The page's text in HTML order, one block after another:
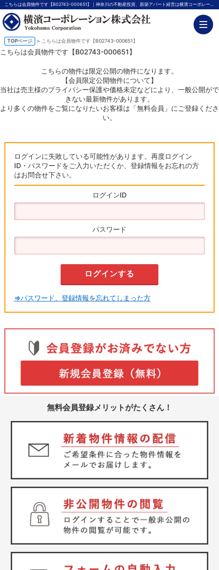
こちらは会員物件です【B02743-000651】｜神奈川の不動産投資、新築アパート経営は横濱コーポレーション
TOPページ > こちらは会員物件です【B02743-000651】
こちらは会員物件です【B02743-000651】
こちらの物件は限定公開の物件になります。
【会員限定公開物件について】
当社は売主様のプライバシー保護や価格未定などにより、一般公開がで
きない最新物件があります。
より多くの物件をご覧になりたいお客様は「無料会員」にご登録くださ
い。
ログインに失敗している可能性があります。再度ログイン
ID・パスワードをご入力いただくか、登録情報をお忘れの方
はお問合せ下さい。
ログインID
パスワード
⇒パスワード、登録情報を忘れてしまった方
無料会員登録メリットがたくさん！